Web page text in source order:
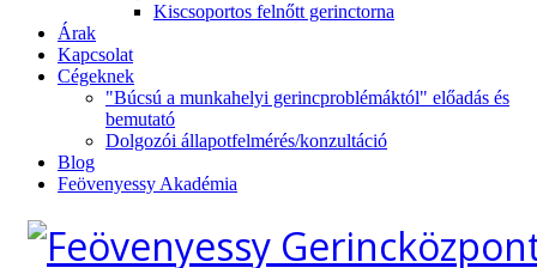
Kiscsoportos felnőtt gerinctorna
Árak
Kapcsolat
Cégeknek
"Búcsú a munkahelyi gerincproblémáktól" előadás és
bemutató
Dolgozói állapotfelmérés/konzultáció
Blog
Feövenyessy Akadémia